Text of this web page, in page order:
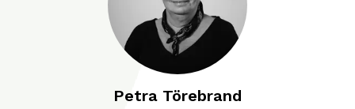
Petra Törebrand